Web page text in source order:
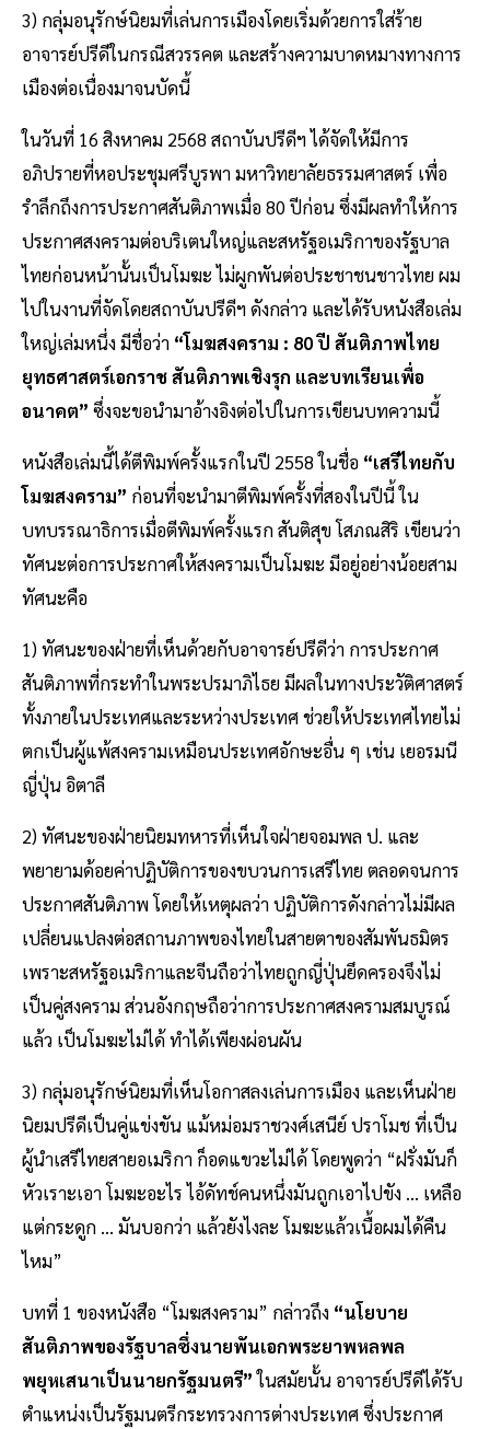
3) กลุ่มอนุรักษ์นิยมที่เล่นการเมืองโดยเริ่มด้วยการใส่ร้าย
อาจารย์ปรีดีในกรณีสวรรคต และสร้างความบาดหมางทางการ
เมืองต่อเนื่องมาจนบัดนี้
ในวันที่ 16 สิงหาคม 2568 สถาบันปรีดีฯ ได้จัดให้มีการ
อภิปรายที่หอประชุมศรีบูรพา มหาวิทยาลัยธรรมศาสตร์ เพื่อ
รำลึกถึงการประกาศสันติภาพเมื่อ 80 ปีก่อน ซึ่งมีผลทำให้การ
ประกาศสงครามต่อบริเตนใหญ่และสหรัฐอเมริกาของรัฐบาล
ไทยก่อนหน้านั้นเป็นโมฆะ ไม่ผูกพันต่อประชาชนชาวไทย ผม
ไปในงานที่จัดโดยสถาบันปรีดีฯ ดังกล่าว และได้รับหนังสือเล่ม
ใหญ่เล่มหนึ่ง มีชื่อว่า “โมฆสงคราม : 80 ปี สันติภาพไทย
ยุทธศาสตร์เอกราช สันติภาพเชิงรุก และบทเรียนเพื่อ
อนาคต” ซึ่งจะขอนำมาอ้างอิงต่อไปในการเขียนบทความนี้
หนังสือเล่มนี้ได้ตีพิมพ์ครั้งแรกในปี 2558 ในชื่อ “เสรีไทยกับ
โมฆสงคราม” ก่อนที่จะนำมาตีพิมพ์ครั้งที่สองในปีนี้ ใน
บทบรรณาธิการเมื่อตีพิมพ์ครั้งแรก สันติสุข โสภณสิริ เขียนว่า
ทัศนะต่อการประกาศให้สงครามเป็นโมฆะ มีอยู่อย่างน้อยสาม
ทัศนะคือ
1) ทัศนะของฝ่ายที่เห็นด้วยกับอาจารย์ปรีดีว่า การประกาศ
สันติภาพที่กระทำในพระปรมาภิไธย มีผลในทางประวัติศาสตร์
ทั้งภายในประเทศและระหว่างประเทศ ช่วยให้ประเทศไทยไม่
ตกเป็นผู้แพ้สงครามเหมือนประเทศอักษะอื่น ๆ เช่น เยอรมนี
ญี่ปุ่น อิตาลี
2) ทัศนะของฝ่ายนิยมทหารที่เห็นใจฝ่ายจอมพล ป. และ
พยายามด้อยค่าปฏิบัติการของขบวนการเสรีไทย ตลอดจนการ
ประกาศสันติภาพ โดยให้เหตุผลว่า ปฏิบัติการดังกล่าวไม่มีผล
เปลี่ยนแปลงต่อสถานภาพของไทยในสายตาของสัมพันธมิตร
เพราะสหรัฐอเมริกาและจีนถือว่าไทยถูกญี่ปุ่นยึดครองจึงไม่
เป็นคู่สงคราม ส่วนอังกฤษถือว่าการประกาศสงครามสมบูรณ์
แล้ว เป็นโมฆะไม่ได้ ทำได้เพียงผ่อนผัน
3) กลุ่มอนุรักษ์นิยมที่เห็นโอกาสลงเล่นการเมือง และเห็นฝ่าย
นิยมปรีดีเป็นคู่แข่งขัน แม้หม่อมราชวงศ์เสนีย์ ปราโมช ที่เป็น
ผู้นำเสรีไทยสายอเมริกา ก็อดแขวะไม่ได้ โดยพูดว่า “ฝรั่งมันก็
หัวเราะเอา โมฆะอะไร ไอ้ดัทช์คนหนึ่งมันถูกเอาไปขัง ... เหลือ
แต่กระดูก ... มันบอกว่า แล้วยังไงละ โมฆะแล้วเนื้อผมได้คืน
ไหม”
บทที่ 1 ของหนังสือ “โมฆสงคราม” กล่าวถึง “นโยบาย
สันติภาพของรัฐบาลซึ่งนายพันเอกพระยาพหลพล
พยุหเสนาเป็นนายกรัฐมนตรี”ในสมัยนั้น อาจารย์ปรีดีได้รับ
ตำแหน่งเป็นรัฐมนตรีกระทรวงการต่างประเทศ ซึ่งประกาศ